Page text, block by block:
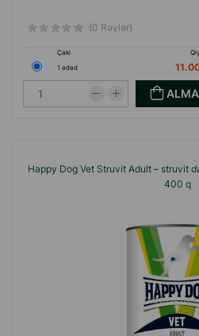
(0 Rəylər)
Çəki
1 ədəd
Happy Dog Vet Struvit Adult – struvit
400 q